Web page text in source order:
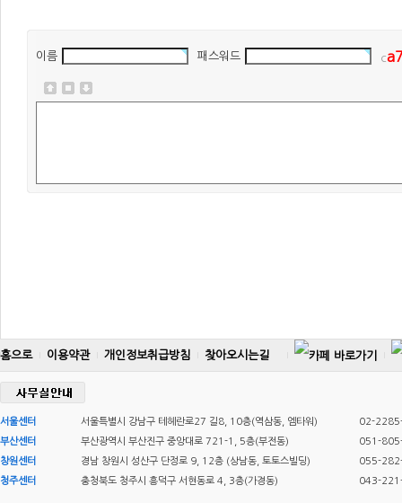
이름 패스워드 ca
홈으로 이용약관 개인정보취급방침 찾아오시는길
서울센터 서울특별시 강남구 테헤란로27 길8, 10층(역삼동, 엠타워)
02-
부산센터
부산광역시 부산진구 중앙대로 721-1, 5층(부전동)
051-
창원센터
경남 창원시 성산구 단정로 9, 12층 (상남동, 토토스빌딩)
055-
청주센터
충청북도 청주시 흥덕구 서현동로 4, 3층(가경동) 043-